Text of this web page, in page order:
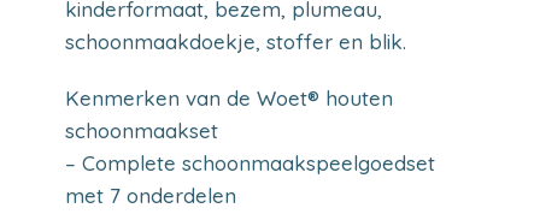
kinderformaat, bezem, plumeau,
schoonmaakdoekje, stoffer en blik.
Kenmerken van de Woet® houten
schoonmaakset
– Complete schoonmaakspeelgoedset
met 7 onderdelen